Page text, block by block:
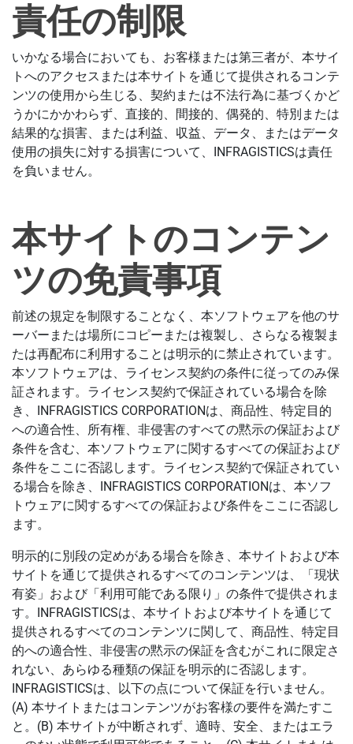
責任の制限
いかなる場合においても、お客様または第三者が、本サイ
トへのアクセスまたは本サイトを通じて提供されるコンテ
ンツの使用から生じる、契約または不法行為に基づくかど
うかにかかわらず、直接的、間接的、偶発的、特別または
結果的な損害、または利益、収益、データ、またはデータ
使用の損失に対する損害について、INFRAGISTICSは責任
を負いません。
本サイトのコンテン
ツの免責事項
前述の規定を制限することなく、本ソフトウェアを他のサ
ーバーまたは場所にコピーまたは複製し、さらなる複製ま
たは再配布に利用することは明示的に禁止されています。
本ソフトウェアは、ライセンス契約の条件に従ってのみ保
証されます。ライセンス契約で保証されている場合を除
き、INFRAGISTICS CORPORATIONは、商品性、特定目的
への適合性、所有権、非侵害のすべての黙示の保証および
条件を含む、本ソフトウェアに関するすべての保証および
条件をここに否認します。ライセンス契約で保証されてい
る場合を除き、INFRAGISTICS CORPORATIONは、本ソフ
トウェアに関するすべての保証および条件をここに否認し
ます。
明示的に別段の定めがある場合を除き、本サイトおよび本
サイトを通じて提供されるすべてのコンテンツは、「現状
有姿」および「利用可能である限り」の条件で提供されま
す。INFRAGISTICSは、本サイトおよび本サイトを通じて
提供されるすべてのコンテンツに関して、商品性、特定目
的への適合性、非侵害の黙示の保証を含むがこれに限定さ
れない、あらゆる種類の保証を明示的に否認します。
INFRAGISTICSは、以下の点について保証を行いません。
(A) 本サイトまたはコンテンツがお客様の要件を満たすこ
と。(B) 本サイトが中断されず、適時、安全、またはエラ